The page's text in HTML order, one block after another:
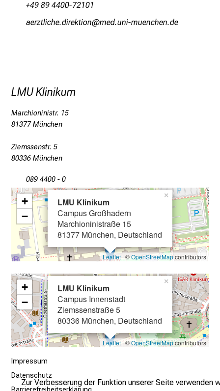
Zur Verbesserung der Funktion unserer Seite verwenden
+49 89 4400-72101
gipßbälyzi :mlpioblüu
vimYsful_vfiuyziutmi
LMU Klinikum
Marchioninistr. 15
81377 München
Ziemssenstr. 5
80336 München
089 4400 - 0
LMU Klinikum
Campus Großhadern
Marchioninistraße 15
81377 München, Deutschland
×
+
−
Leaflet | ©OpenStreetMapcontributors
LMU Klinikum
Campus Innenstadt
Ziemssenstraße 5
80336 München, Deutschland
×
+
−
Leaflet| ©OpenStreetMapcontributors
Impressum
Datenschutz